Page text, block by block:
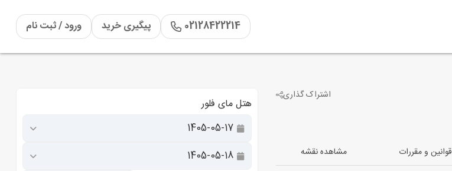
02128422214 پیگیری خرید ورود / ثبت نام
اشتراک گذاری
قوانین و مقررات مشاهده نقشه
هتل مای فلور